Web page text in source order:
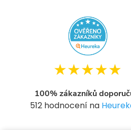
★★★★★
100% zákazníků
512 hodnocení na